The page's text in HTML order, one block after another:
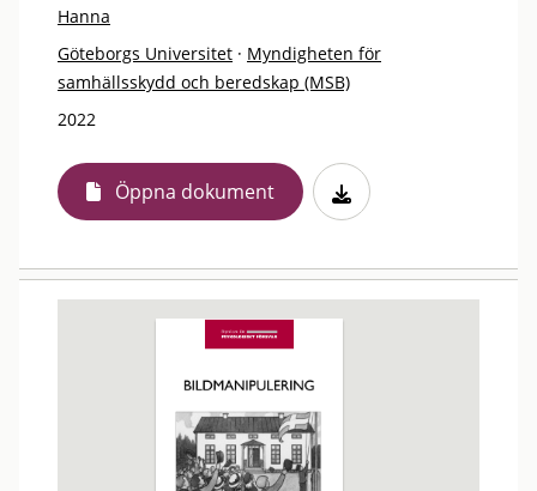
Hanna
Göteborgs Universitet · Myndigheten för
samhällsskydd och beredskap (MSB)
2022
Öppna dokument